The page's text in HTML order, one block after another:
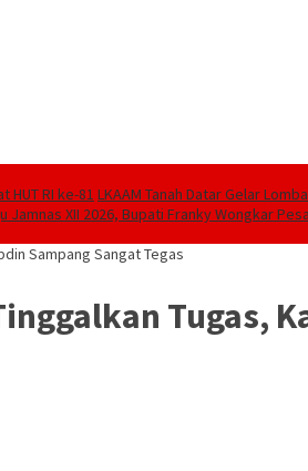
HUT RI ke-81 LKAAM Tanah Datar Gelar
Jamnas XII 2026, Bupati Franky Wongkar
Sampang Sangat Tegas
Tugas,